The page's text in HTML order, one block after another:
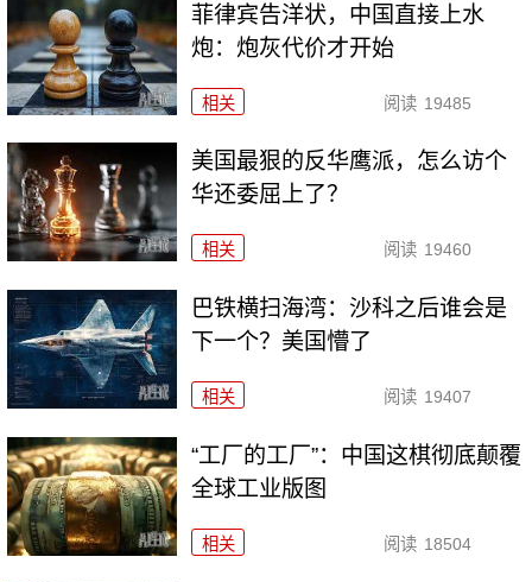
菲律宾告洋状，中国直接上水
炮：炮灰代价才开始
相关 阅读 19485
美国最狠的反华鹰派，怎么访个
华还委屈上了？
相关 阅读 19460
巴铁横扫海湾：沙科之后谁会是
下一个？美国懵了
相关 阅读 19407
“工厂的工厂”：中国这棋彻底颠覆
全球工业版图
相关 阅读 18504